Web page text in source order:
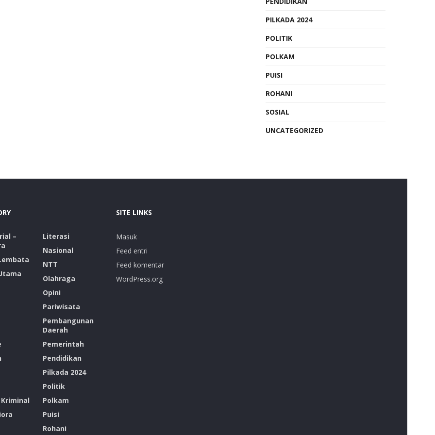
PILKADA 2024
POLITIK
POLKAM
PUISI
ROHANI
SOSIAL
UNCATEGORIZED
–
Literasi
Nasional
NTT
Olahraga
Opini
Pariwisata
Pembangunan
Daerah
Pemerintah
Pendidikan
Pilkada 2024
Politik
Polkam
Puisi
Rohani
SITE LINKS
Masuk
Feed entri
Feed komentar
WordPress.org